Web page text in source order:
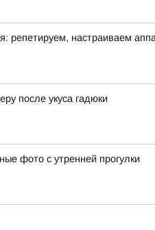
репетируем, настраиваем
после укуса гадюки
фото с утренней прогулки